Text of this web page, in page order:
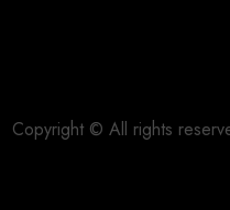
Copyright © All rights